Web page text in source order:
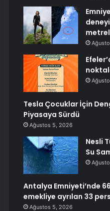
Tesla Çocuklar İçin
Piyasaya Sürdü
Ağustos 5, 2026
Nesli
Su
Antalya Emniyeti’nde
emekliye ayrılan 33
Ağustos 5, 2026